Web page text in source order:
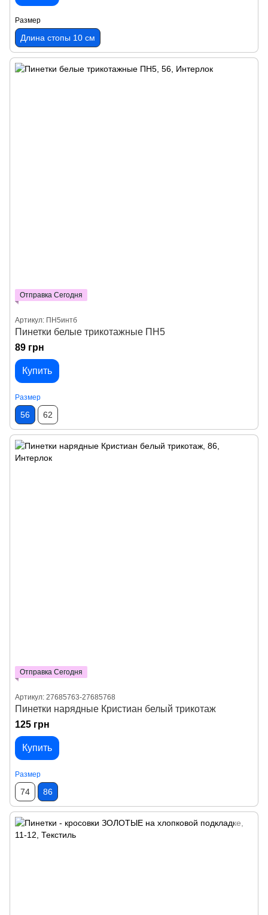
Размер
Длина стопы 10 см
Отправка Сегодня
Артикул: ПН5интб
Пинетки белые трикотажные ПН5
89 грн
Купить
Размер
56 62
Отправка Сегодня
Артикул: 27685763-27685768
Пинетки нарядные Кристиан белый трикотаж
125 грн
Купить
Размер
74 86